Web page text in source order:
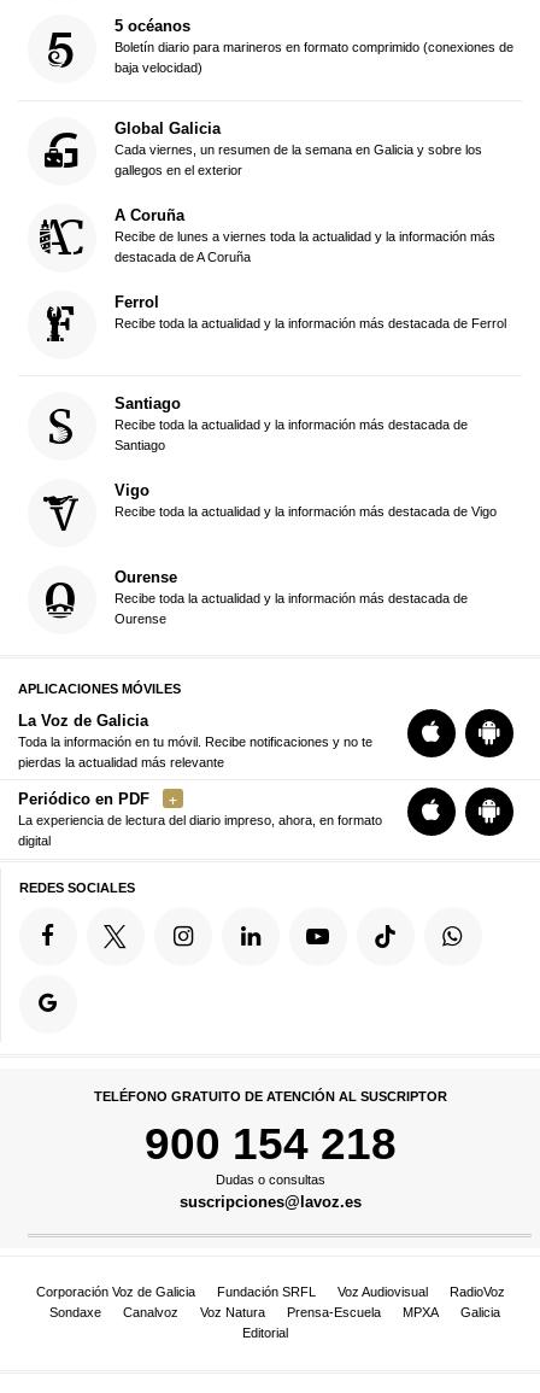
5 océanos
Boletín diario para marineros en formato comprimido (conexiones de
baja velocidad)
Global Galicia
Cada viernes, un resumen de la semana en Galicia y sobre los
gallegos en el exterior
A Coruña
Recibe de lunes a viernes toda la actualidad y la información más
destacada de A Coruña
Ferrol
Recibe toda la actualidad y la información más destacada de Ferrol
Santiago
Recibe toda la actualidad y la información más destacada de
Santiago
Vigo
Recibe toda la actualidad y la información más destacada de Vigo
Ourense
Recibe toda la actualidad y la información más destacada de
Ourense
APLICACIONES MÓVILES
La Voz de Galicia
Toda la información en tu móvil. Recibe notificaciones y no te
pierdas la actualidad más relevante
Periódico en PDF
La experiencia de lectura del diario impreso, ahora, en formato
digital
REDES SOCIALES
TELÉFONO GRATUITO DE ATENCIÓN AL SUSCRIPTOR
900 154 218
Dudas o consultas
suscripciones@lavoz.es
Corporación Voz de Galicia Fundación SRFL Voz Audiovisual
RadioVoz
Sondaxe
Canalvoz Voz Natura Prensa-Escuela MPXA
Galicia
Editorial